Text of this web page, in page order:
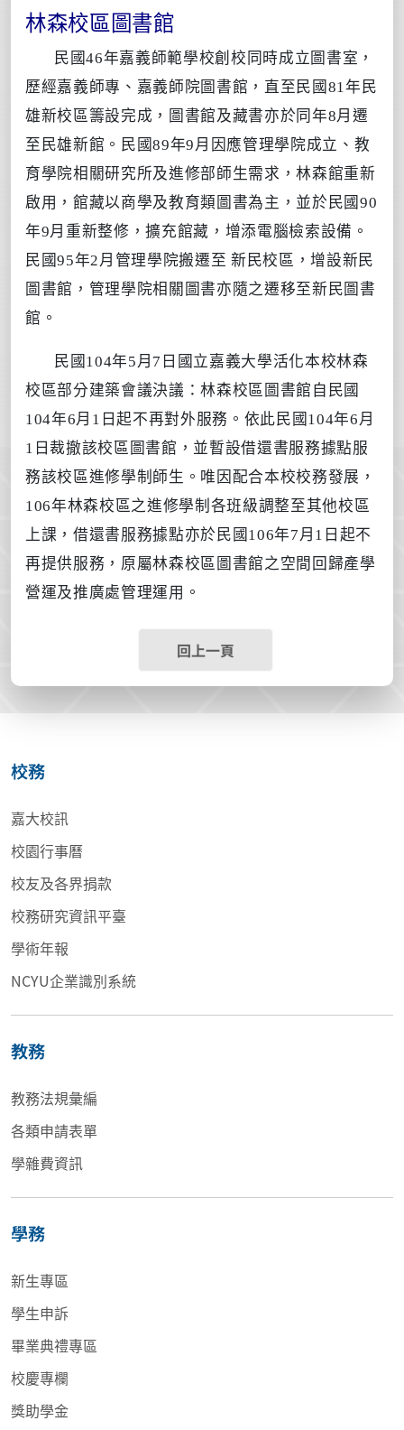
林森校區圖書館
民國46年嘉義師範學校創校同時成立圖書室，
歷經嘉義師專、嘉義師院圖書館，直至民國81年民
雄新校區籌設完成，圖書館及藏書亦於同年8月遷
至民雄新館。民國89年9月因應管理學院成立、教
育學院相關研究所及進修部師生需求，林森館重新
啟用，館藏以商學及教育類圖書為主，並於民國90
年9月重新整修，擴充館藏，增添電腦檢索設備。
民國95年2月管理學院搬遷至 新民校區，增設新民
圖書館，管理學院相關圖書亦隨之遷移至新民圖書
館。
民國104年5月7日國立嘉義大學活化本校林森
校區部分建築會議決議：林森校區圖書館自民國
104年6月1日起不再對外服務。依此民國104年6月
1日裁撤該校區圖書館，並暫設借還書服務據點服
務該校區進修學制師生。唯因配合本校校務發展，
106年林森校區之進修學制各班級調整至其他校區
上課，借還書服務據點亦於民國106年7月1日起不
再提供服務，原屬林森校區圖書館之空間回歸產學
營運及推廣處管理運用。
回上一頁
校務
嘉大校訊
校園行事曆
校友及各界捐款
校務研究資訊平臺
學術年報
NCYU企業識別系統
教務
教務法規彙編
各類申請表單
學雜費資訊
學務
新生專區
學生申訴
畢業典禮專區
校慶專欄
獎助學金